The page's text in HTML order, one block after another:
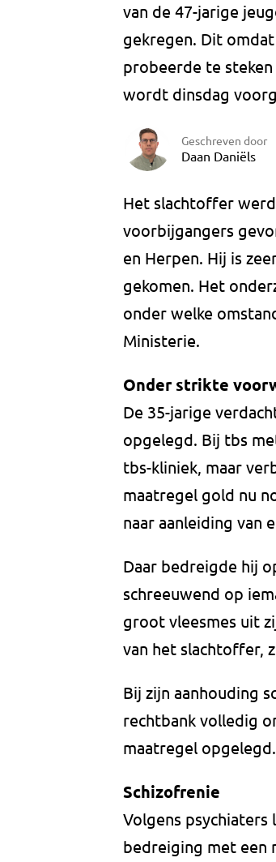
van de 47-jarige
gekregen. Dit
probeerde te
wordt dinsdag
Geschreven door
Daan Daniëls
Het slachtoffer werd
voorbijgangers
en Herpen. Hij is
gekomen. Het
onder welke
Ministerie.
Onder strikte
De 35-jarige
opgelegd. Bij tbs
tbs-kliniek, maar
maatregel gold nu
naar aanleiding van
Daar bedreigde hij
schreeuwend op
groot vleesmes uit
van het slachtoffer,
Bij zijn aanhouding
rechtbank volledig
maatregel opgelegd.
Schizofrenie
Volgens
bedreiging met een